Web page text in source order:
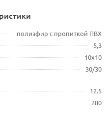
полиэфир с пропиткой ПВХ
5,3
10x10
30/30
12.5
280